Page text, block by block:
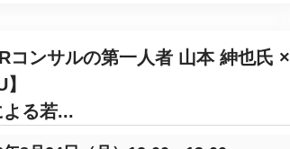
コンサルの第一人者 山本 紳也氏 ×
る若...